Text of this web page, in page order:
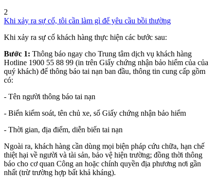
2
Khi xảy ra sự cố, tôi cần làm gì để yêu cầu bồi thường
Khi xảy ra sự cố khách hàng thực hiện các bước sau:
Bước 1: Thông báo ngay cho Trung tâm dịch vụ khách hàng
Hotline 1900 55 88 99 (in trên Giấy chứng nhận bảo hiểm của của
quý khách) để thông báo tai nạn ban đầu, thông tin cung cấp gồm
có:
- Tên người thông báo tai nạn
- Biển kiểm soát, tên chủ xe, số Giấy chứng nhận bảo hiểm
- Thời gian, địa điểm, diễn biến tai nạn
Ngoài ra, khách hàng cần dùng mọi biện pháp cứu chữa, hạn chế
thiệt hại về người và tài sản, bảo vệ hiện trường; đồng thời thông
báo cho cơ quan Công an hoặc chính quyền địa phương nơi gần
nhất (trừ trường hợp bất khả kháng).